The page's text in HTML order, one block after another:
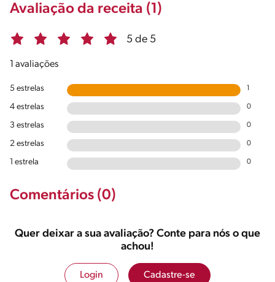
Avaliação da receita (1)
5 de 5
1 avaliações
5 estrelas
4 estrelas 0
3 estrelas 0
2 estrelas 0
1 estrela 0
Comentários (0)
Quer deixar a sua avaliação? Conte para nós o que
achou!
Login Cadastre-se